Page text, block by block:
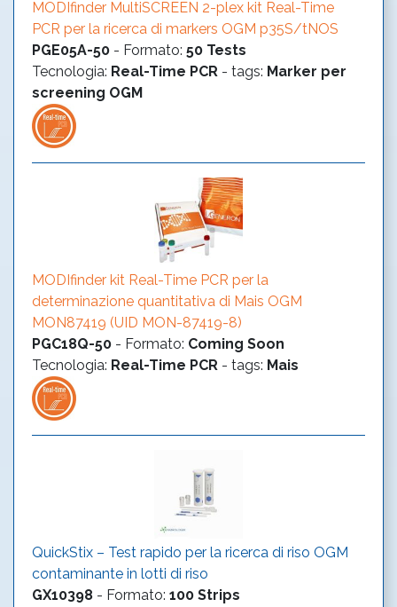
MODIfinder MultiSCREEN 2-plex kit Real-Time
PCR per la ricerca di markers OGM p35S/tNOS
PGE05A-50 - Formato: 50 Tests
Tecnologia: Real-Time PCR - tags: Marker per
screening OGM
MODIfinder kit Real-Time PCR per la
determinazione quantitativa di Mais OGM
MON87419 (UID MON-87419-8)
PGC18Q-50 - Formato: Coming Soon
Tecnologia: Real-Time PCR - tags: Mais
QuickStix – Test rapido per la ricerca di riso OGM
contaminante in lotti di riso
GX10398 - Formato: 100 Strips